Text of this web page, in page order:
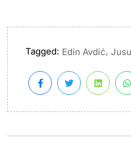
Tagged: Edin Avdić,